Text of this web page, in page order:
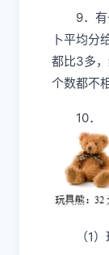
9．
卜平均分
都比3多
个数都不
10．
（1